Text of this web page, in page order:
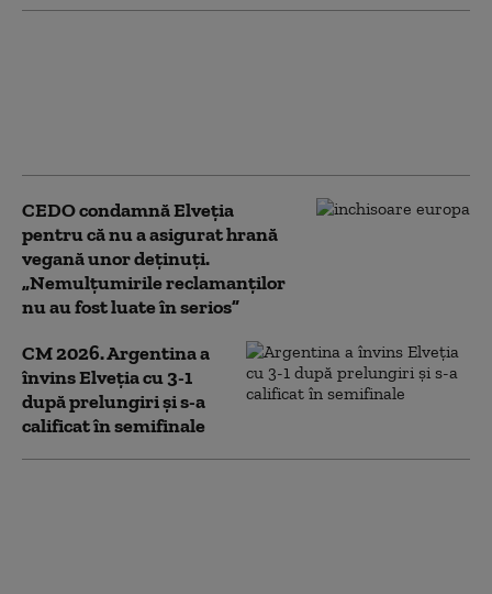
CEDO condamnă Elveția
pentru că nu a asigurat hrană
vegană unor deținuți.
„Nemulţumirile reclamanţilor
nu au fost luate în serios”
CM 2026. Argentina a
învins Elveția cu 3-1
după prelungiri și s-a
calificat în semifinale